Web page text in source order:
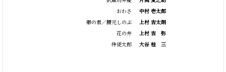
おわさ
卿の君／腰元しのぶ
花の井
侍従太郎
中村 壱太郎
上村 吉太朗
上村 吉
弥
大谷 桂 三